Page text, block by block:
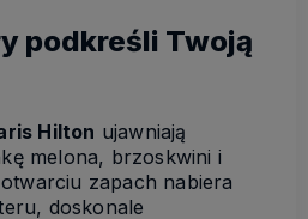
podkreśli Twoją
Hilton ujawniają
melona, brzoskwini i
zapach nabiera
doskonale